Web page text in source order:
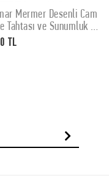
SEPETE EKLE
Mermer Desenli Cam
Tahtası ve Sunumluk 25
TL